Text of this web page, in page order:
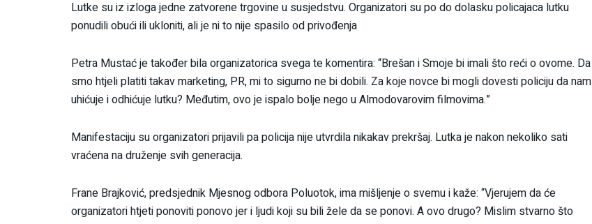
Lutke su iz izloga jedne zatvorene trgovine u susjedstvu. Organizatori su po do dolasku policajaca lutku
ponudili obući ili ukloniti, ali je ni to nije spasilo od privođenja
Petra Mustać je također bila organizatorica svega te komentira: “Brešan i Smoje bi imali što reći o ovome. Da
smo htjeli platiti takav marketing, PR, mi to sigurno ne bi dobili. Za koje novce bi mogli dovesti policiju da nam
uhićuje i odhićuje lutku? Međutim, ovo je ispalo bolje nego u Almodovarovim filmovima.”
Manifestaciju su organizatori prijavili pa policija nije utvrdila nikakav prekršaj. Lutka je nakon nekoliko sati
vraćena na druženje svih generacija.
Frane Brajković, predsjednik Mjesnog odbora Poluotok, ima mišljenje o svemu i kaže: “Vjerujem da će
organizatori htjeti ponoviti ponovo jer i ljudi koji su bili žele da se ponovi. A ovo drugo? Mislim stvarno što